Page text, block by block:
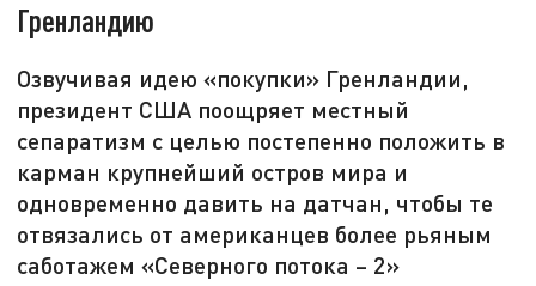
Гренландию
Озвучивая идею «покупки» Гренландии,
президент США поощряет местный
сепаратизм с целью постепенно положить в
карман крупнейший остров мира и
одновременно давить на датчан, чтобы те
отвязались от американцев более рьяным
саботажем «Северного потока – 2»